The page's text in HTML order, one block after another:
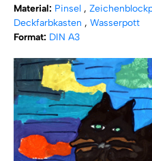
Material: Pinsel ,
Deckfarbkasten , Wasserpott
Format: DIN A3